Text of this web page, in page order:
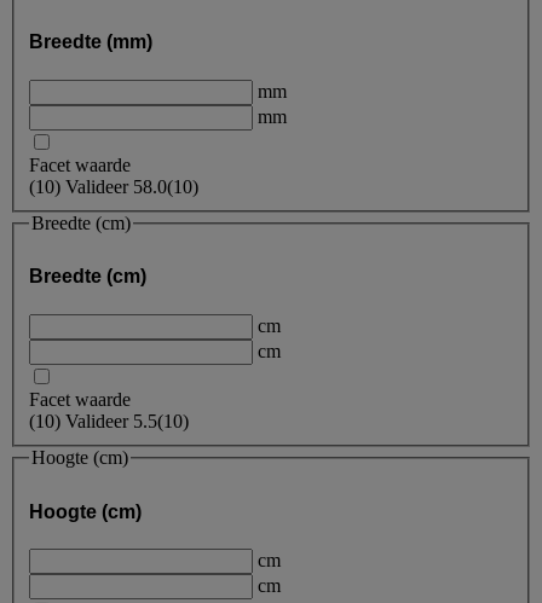
Breedte (mm)
mm
mm
Facet waarde
(10) Valideer 58.0(10)
Breedte (cm)
Breedte (cm)
cm
cm
Facet waarde
(10) Valideer 5.5(10)
Hoogte (cm)
Hoogte (cm)
cm
cm